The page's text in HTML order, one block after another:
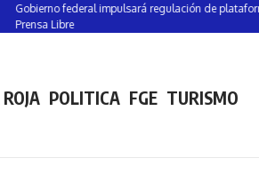
federal impulsará regulación de plataformas
Libre
POLITICA FGE TURISMO